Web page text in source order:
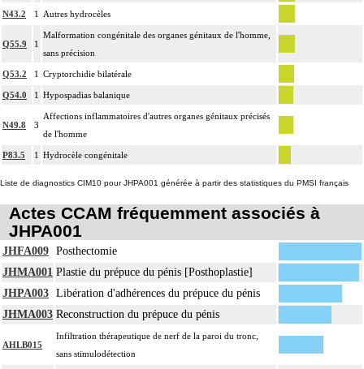
N43.2 1 Autres hydrocèles
Q55.9 1
Malformation congénitale des organes génitaux de l'homme,
sans précision
Q53.2 1 Cryptorchidie bilatérale
Q54.0 1 Hypospadias balanique
N49.8 3
Affections inflammatoires d'autres organes génitaux précisés
de l'homme
P83.5 1 Hydrocèle congénitale
Liste de diagnostics CIM10 pour JHPA001 générée à partir des statistiques du PMSI français
Actes CCAM fréquemment associés à
JHPA001
JHFA009 Posthectomie
JHMA001 Plastie du prépuce du pénis [Posthoplastie]
JHPA003 Libération d'adhérences du prépuce du pénis
JHMA003 Reconstruction du prépuce du pénis
AHLB015
Infiltration thérapeutique de nerf de la paroi du tronc,
sans stimulodétection